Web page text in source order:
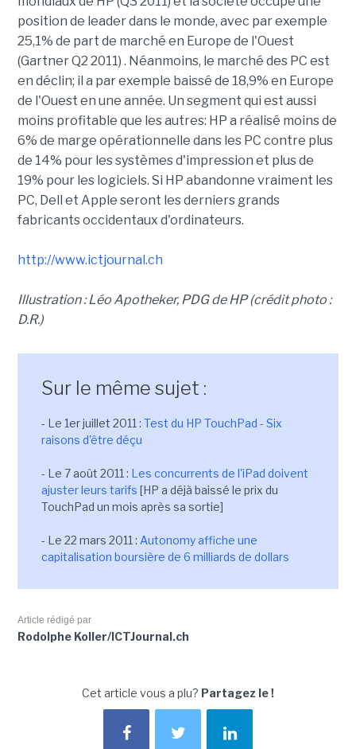
position de leader dans le monde, avec par exemple
25,1% de part de marché en Europe de l'Ouest
(Gartner Q2 2011) . Néanmoins, le marché des PC est
en déclin; il a par exemple baissé de 18,9% en Europe
de l'Ouest en une année. Un segment qui est aussi
moins profitable que les autres: HP a réalisé moins de
6% de marge opérationnelle dans les PC contre plus
de 14% pour les systèmes d'impression et plus de
19% pour les logiciels. Si HP abandonne vraiment les
PC, Dell et Apple seront les derniers grands
fabricants occidentaux d'ordinateurs.
http://www.ictjournal.ch
Illustration : Léo Apotheker, PDG de HP (crédit photo :
D.R.)
Sur le même sujet :
- Le 1er juillet 2011 : Test du HP TouchPad - Six
raisons d'être déçu
- Le 7 août 2011 : Les concurrents de l'iPad doivent
ajuster leurs tarifs [HP a déjà baissé le prix du
TouchPad un mois après sa sortie]
- Le 22 mars 2011 : Autonomy affiche une
capitalisation boursière de 6 milliards de dollars
Article rédigé par
Rodolphe Koller/ICTJournal.ch
Cet article vous a plu? Partagez le !